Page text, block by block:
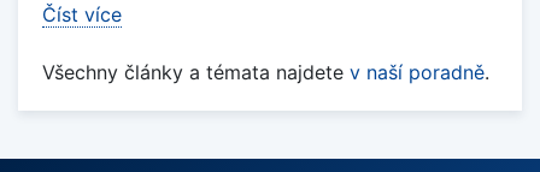
Číst více
Všechny články a témata najdete v naší poradně.